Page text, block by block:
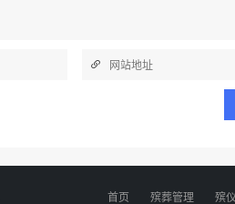
首页 殡葬管理 殡